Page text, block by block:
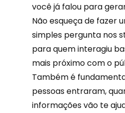
você já falou para
Não esqueça de fazer
simples pergunta nos
para quem interagiu
mais próximo com o
Também é
pessoas entraram,
informações vão te